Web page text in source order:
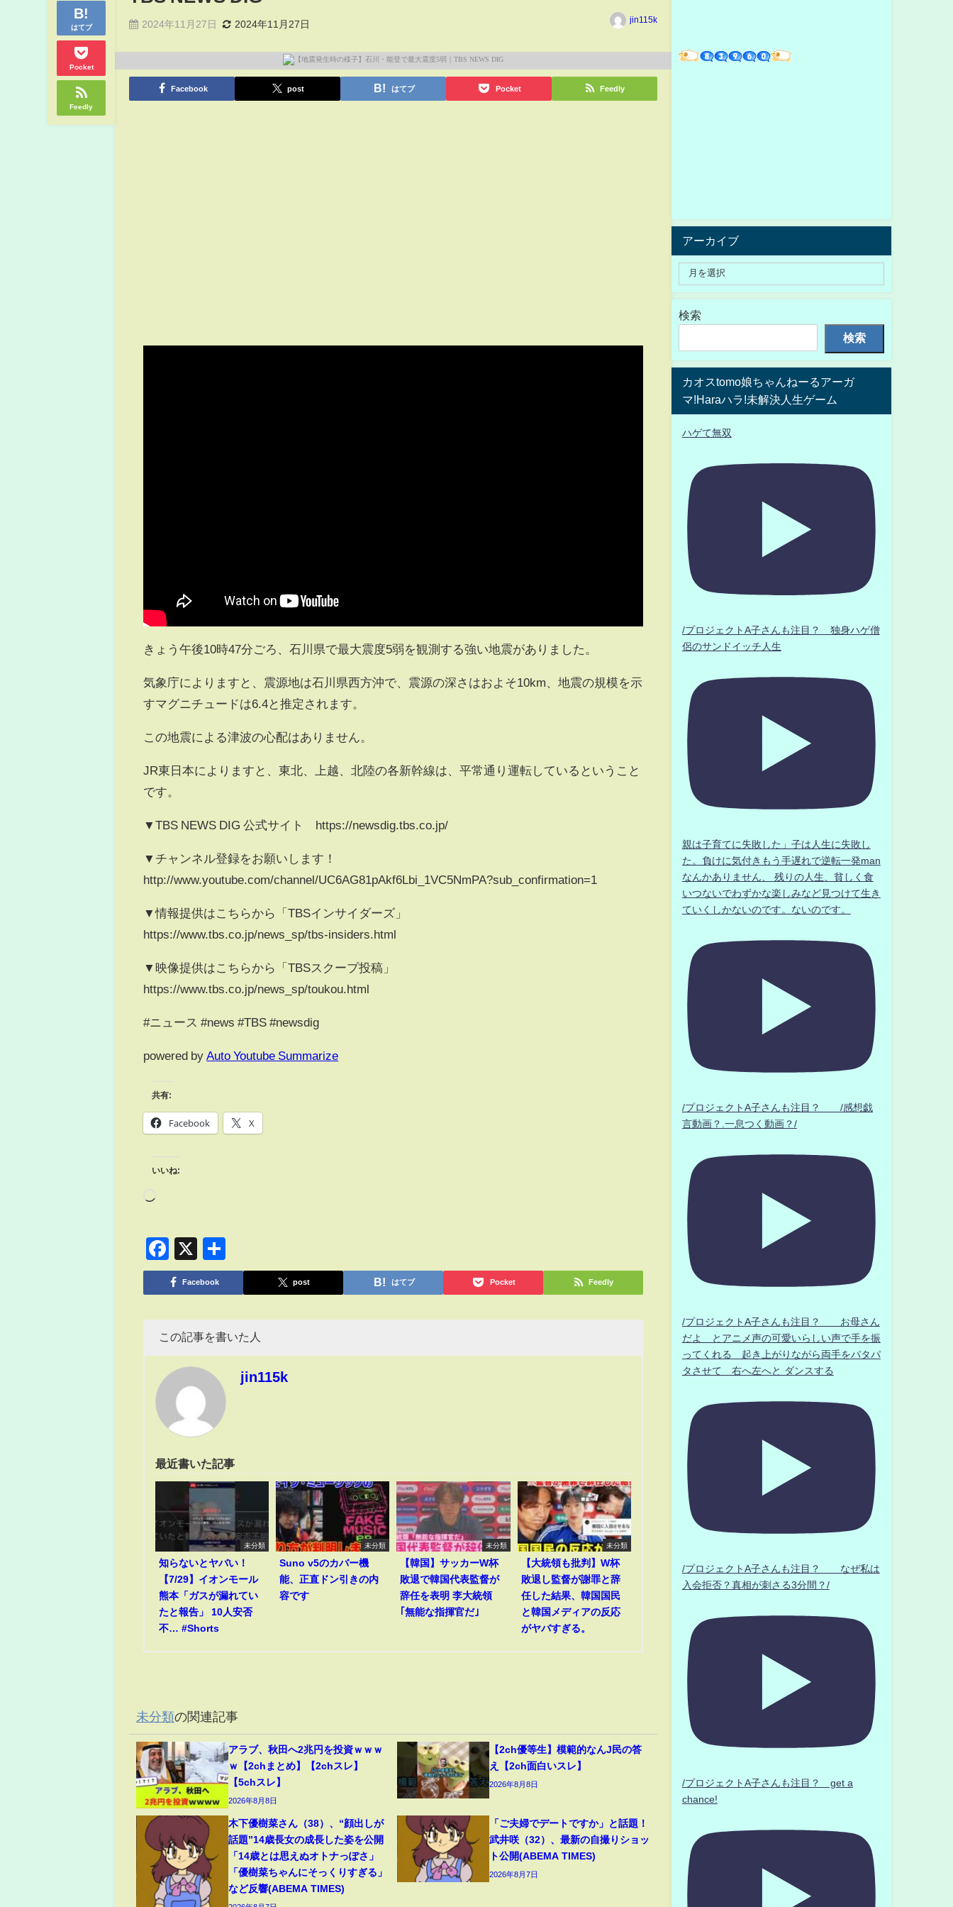
はてブ
Pocket
Feedly
2024年11月27日 2024年11月27日 jin115k
Facebook post はてブ Pocket Feedly
きょう午後10時47分ごろ、石川県で最大震度5弱を観測する強い地震がありました。
気象庁によりますと、震源地は石川県西方沖で、震源の深さはおよそ10km、地震の規模を示
すマグニチュードは6.4と推定されます。
この地震による津波の心配はありません。
JR東日本によりますと、東北、上越、北陸の各新幹線は、平常通り運転しているということ
です。
▼TBS NEWS DIG 公式サイト https://newsdig.tbs.co.jp/
▼チャンネル登録をお願いします！
http://www.youtube.com/channel/UC6AG81pAkf6Lbi_1VC5NmPA?sub_confirmation=1
▼情報提供はこちらから「TBSインサイダーズ」
https://www.tbs.co.jp/news_sp/tbs-insiders.html
▼映像提供はこちらから「TBSスクープ投稿」
https://www.tbs.co.jp/news_sp/toukou.html
#ニュース #news #TBS #newsdig
powered by Auto Youtube Summarize
共有:
Facebook X
いいね:
Facebook
X
有
Facebook post はてブ Pocket Feedly
この記事を書いた人
jin115k
最近書いた記事
未分類
知らないとヤバい！
【7/29】イオンモール
熊本「ガスが漏れてい
たと報告」 10人安否
不… #Shorts
未分類
Suno v5のカバー機
能、正直ドン引きの内
容です
未分類
【韓国】サッカーW杯
敗退で韓国代表監督が
辞任を表明 李大統領
｢無能な指揮官だ｣
未分類
【大統領も批判】W杯
敗退し監督が謝罪と辞
任した結果、韓国国民
と韓国メディアの反応
がヤバすぎる。
未分類の関連記事
アラブ、秋田へ2兆円を投資ｗｗｗ
ｗ【2chまとめ】【2chスレ】
【5chスレ】
2026年8月8日
【2ch優等生】模範的なんJ民の答
え【2ch面白いスレ】
2026年8月8日
木下優樹菜さん（38）、“顔出しが
話題”14歳長女の成長した姿を公開
「14歳とは思えぬオトナっぽさ」
「優樹菜ちゃんにそっくりすぎる」
など反響(ABEMA TIMES)
「ご夫婦でデートですか」と話題！
武井咲（32）、最新の自撮りショッ
ト公開(ABEMA TIMES)
2026年8月7日
アーカイブ
検索
検索
カオスtomo娘ちゃんねーるアーガ
マ!Haraハラ!未解決人生ゲーム
ハゲて無双
/プロジェクトA子さんも注目？ 独身ハゲ僧
侶のサンドイッチ人生
親は子育てに失敗した」子は人生に失敗し
た。負けに気付きもう手遅れで逆転一発man
なんかありません、 残りの人生、貧しく食
いつないでわずかな楽しみなど見つけて生き
ていくしかないのです。ないのです。
/プロジェクトA子さんも注目？ /感想戯
言動画？.一息つく動画？/
/プロジェクトA子さんも注目？ お母さん
だよ とアニメ声の可愛いらしい声で手を振
ってくれる 起き上がりながら両手をパタパ
タさせて 右へ左へと ダンスする
/プロジェクトA子さんも注目？ なぜ私は
入会拒否？真相が刺さる3分間？/
/プロジェクトA子さんも注目？ get a
chance!